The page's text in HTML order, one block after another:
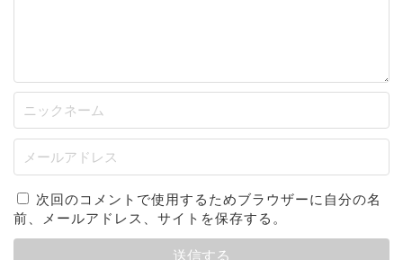
次回のコメントで使用するためブラウザーに自分の名
前、メールアドレス、サイトを保存する。